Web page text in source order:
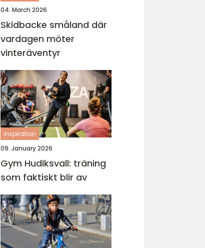
04. March 2026
Skidbacke småland där
vardagen möter
vinteräventyr
inspiration
09. January 2026
Gym Hudiksvall: träning
som faktiskt blir av